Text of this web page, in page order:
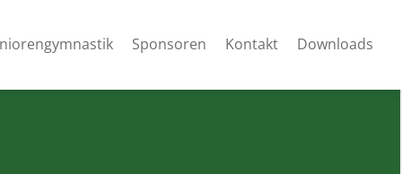
Sponsoren Kontakt Downloads